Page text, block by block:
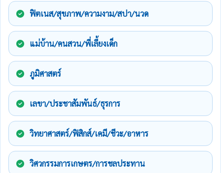
ฟิตเนส/สุขภาพ/ความงาม/สปา/นวด
แม่บ้าน/คนสวน/พี่เลี้ยงเด็ก
ภูมิศาสตร์
เลขา/ประชาสัมพันธ์/ธุรการ
วิทยาศาสตร์/ฟิสิกส์/เคมี/ชีวะ/อาหาร
วิศวกรรมการเกษตร/การชลประทาน